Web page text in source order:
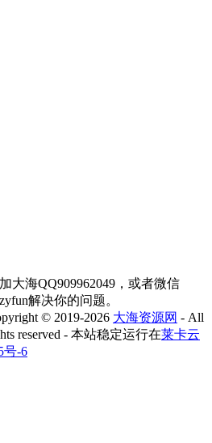
大海QQ909962049，或者微信
解决你的问题。
© 2019-2026 大海资源网 - All
reserved - 本站稳定运行在莱卡云
号-6